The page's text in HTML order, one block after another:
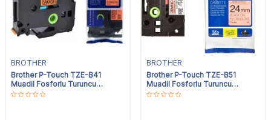
BROTHER
Brother P-Touch TZE-B41
Muadil Fosforlu Turuncu
Üzerine Siyah Etiket 18mm x 8m
BROTHER
Brother P-Touch TZE-B51
Muadil Fosforlu Turuncu
Üzerine Siyah Etiket 24mm x